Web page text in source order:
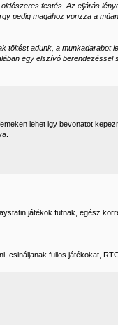
festés. Az eljárás
pedig magához vonzza a
adunk, a munkadarabot
egy elszívó berendezéssel
lehet igy bevonatot
játékok futnak, egész
csináljanak fullos játékokat,